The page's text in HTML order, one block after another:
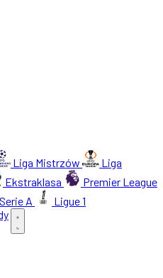
Liga Mistrzów
Liga
Ekstraklasa
Premier League
Serie A
Ligue 1